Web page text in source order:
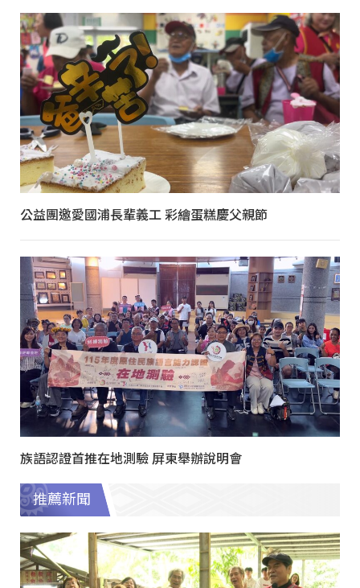
公益團邀愛國浦長輩義工 彩繪蛋糕慶父親節
族語認證首推在地測驗 屏東舉辦說明會
推薦新聞